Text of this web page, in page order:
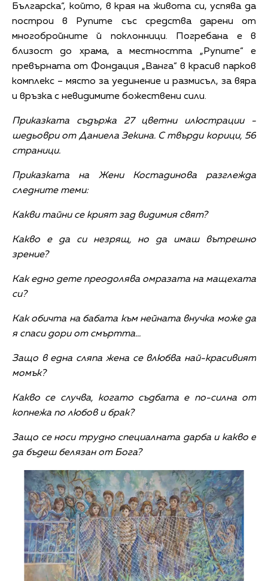
Българска“, който, в края на живота си, успява да
построи в Рупите със средства дарени от
многобройните й поклонници. Погребана е в
близост до храма, а местността „Рупите“ е
превърната от Фондация „Ванга“ в красив парков
комплекс – място за уединение и размисъл, за вяра
и връзка с невидимите божествени сили.
Приказката съдържа 27 цветни илюстрации -
шедьоври от Даниела Зекина. С твърди корици, 56
страници.
Приказката на Жени Костадинова разглежда
следните теми:
️Какви тайни се крият зад видимия свят?
️Какво е да си незрящ, но да имаш вътрешно
зрение?
️Как едно дете преодолява омразата на мащехата
си?
️Как обичта на бабата към нейната внучка може да
я спаси дори от смъртта...
️Защо в една сляпа жена се влюбва най-красивият
момък?
️Какво се случва, когато съдбата е по-силна от
копнежа по любов и брак?
️Защо се носи трудно специалната дарба и какво е
да бъдеш белязан от Бога?